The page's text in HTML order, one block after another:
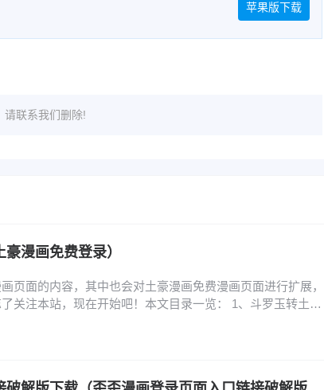
苹果版下载
请联系我们删除!
漫画免费登录）
页面的内容，其中也会对土豪漫画免费漫画页面进行扩展，
关注本站，现在开始吧！本文目录一览： 1、斗罗玉转土豪
土豪漫 5、亲密魔咒第二季在哪看 6、旧版土豪漫画登录页